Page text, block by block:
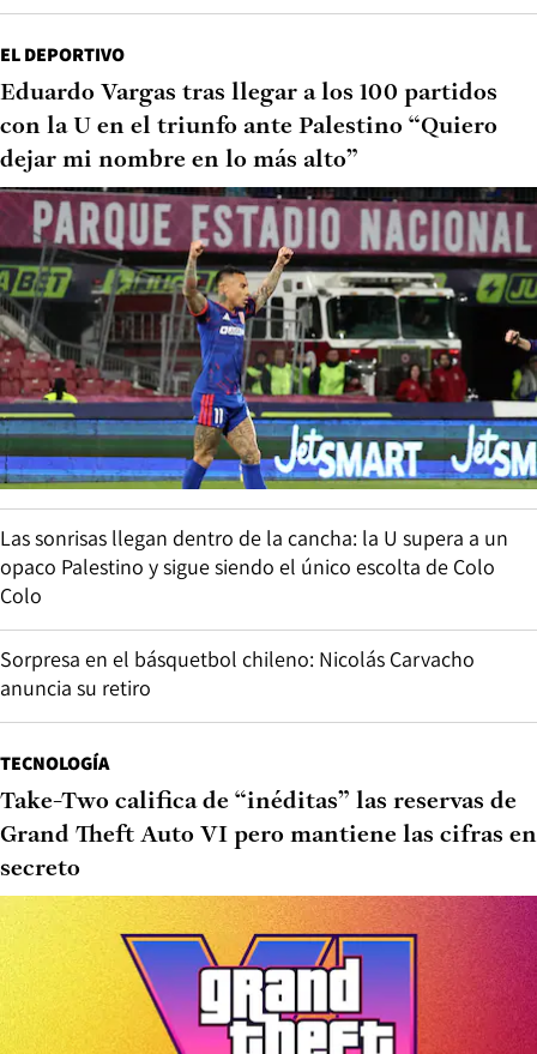
EL DEPORTIVO
Eduardo Vargas tras llegar a los 100 partidos
con la U en el triunfo ante Palestino “Quiero
dejar mi nombre en lo más alto”
Las sonrisas llegan dentro de la cancha: la U supera a un
opaco Palestino y sigue siendo el único escolta de Colo
Colo
Sorpresa en el básquetbol chileno: Nicolás Carvacho
anuncia su retiro
TECNOLOGÍA
Take-Two califica de “inéditas” las reservas de
Grand Theft Auto VI pero mantiene las cifras en
secreto